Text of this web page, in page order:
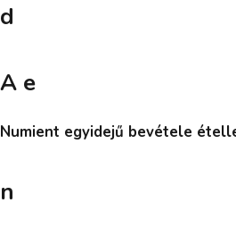
d
A e
Numient egyidejű bevétele
n